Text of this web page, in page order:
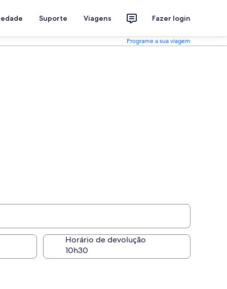
Suporte Viagens Fazer login
Programe a sua viagem
Horário de devolução